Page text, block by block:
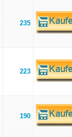
235
223
190